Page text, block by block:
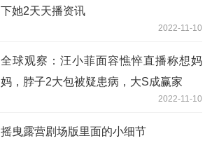
下她2天天播资讯
2022-11-10
全球观察：汪小菲面容憔悴直播称想妈
妈，脖子2大包被疑患病，大S成赢家
2022-11-10
摇曳露营剧场版里面的小细节